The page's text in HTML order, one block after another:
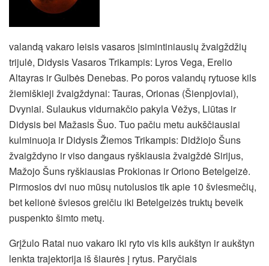
valandą vakaro leisis vasaros įsimintiniausių žvaigždžių
trijulė, Didysis Vasaros Trikampis: Lyros Vega, Erelio
Altayras ir Gulbės Denebas. Po poros valandų rytuose kils
žiemiškieji žvaigždynai: Tauras, Orionas (Šienpjoviai),
Dvyniai. Sulaukus vidurnakčio pakyla Vėžys, Liūtas ir
Didysis bei Mažasis Šuo. Tuo pačiu metu aukščiausiai
kulminuoja ir Didysis Žiemos Trikampis: Didžiojo Šuns
žvaigždyno ir viso dangaus ryškiausia žvaigždė Sirijus,
Mažojo Šuns ryškiausias Prokionas ir Oriono Betelgeizė.
Pirmosios dvi nuo mūsų nutolusios tik apie 10 šviesmečių,
bet kelionė šviesos greičiu iki Betelgeizės truktų beveik
puspenkto šimto metų.
Grįžulo Ratai nuo vakaro iki ryto vis kils aukštyn ir aukštyn
lenkta trajektorija iš šiaurės į rytus. Paryčiais